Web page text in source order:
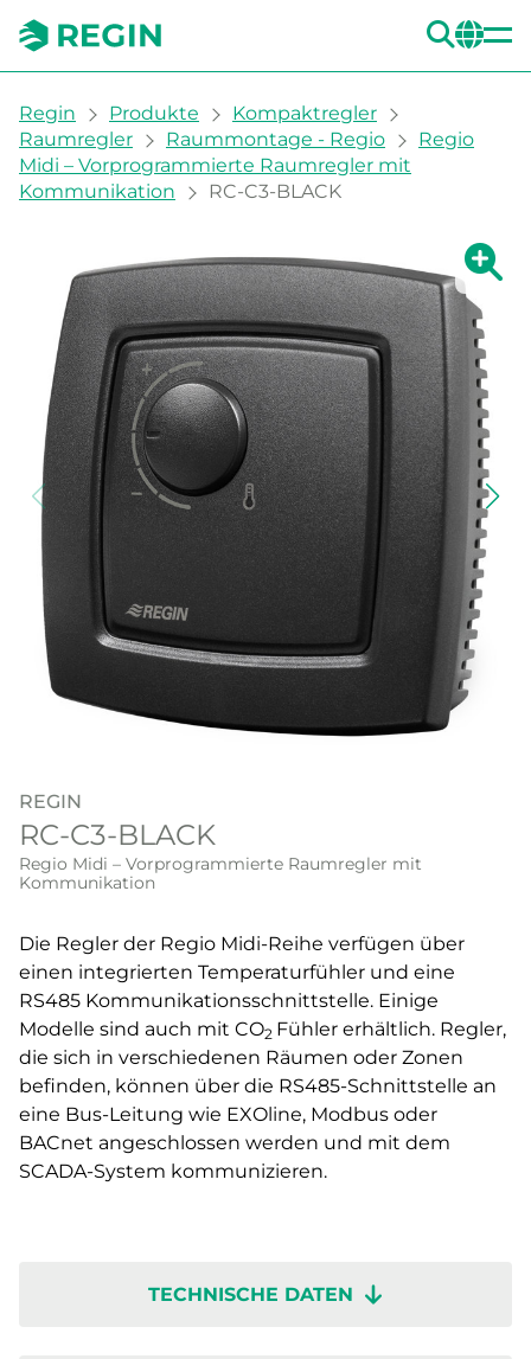
You are here:
Regin Produkte
Kompaktregler
Raumregler
Raummontage - Regio
Regio
Midi – Vorprogrammierte Raumregler mit
Kommunikation
RC-C3-BLACK
Zeige
REGIN
RC-C3-BLACK
Regio Midi – Vorprogrammierte Raumregler mit
Kommunikation
Die Regler der Regio Midi-Reihe verfügen über
einen integrierten Temperaturfühler und eine
RS485 Kommunikationsschnittstelle. Einige
Modelle sind auch mit CO2 Fühler erhältlich. Regler,
die sich in verschiedenen Räumen oder Zonen
befinden, können über die RS485-Schnittstelle an
eine Bus-Leitung wie EXOline, Modbus oder
BACnet angeschlossen werden und mit dem
SCADA-System kommunizieren.
TECHNISCHE DATEN